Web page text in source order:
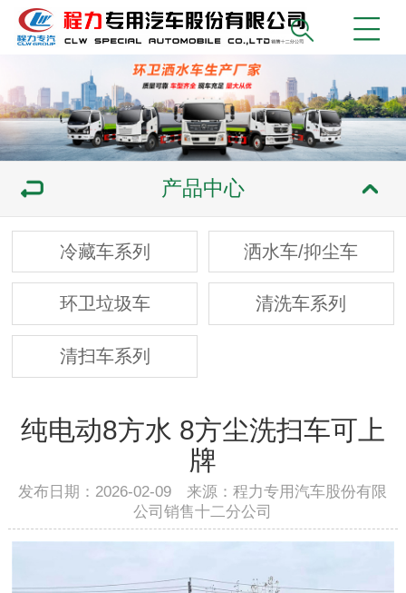
产品中心
冷藏车系列 洒水车/抑尘车
环卫垃圾车 清洗车系列
清扫车系列
纯电动8方水 8方尘洗扫车可上
牌
发布日期：2026-02-09 来源：程力专用汽车股份有限
公司销售十二分公司